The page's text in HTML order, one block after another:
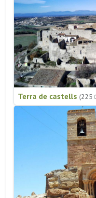
Terra de castells (225